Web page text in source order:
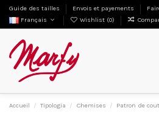
Guide des tailles Envois et payements
Français
Wishlist (0)
Accueil Tipologia Chemises Patron de